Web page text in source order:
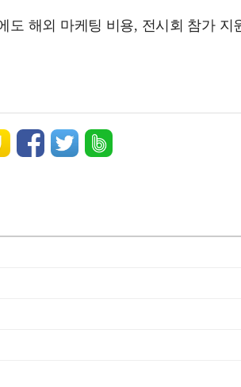
해외 마케팅 비용, 전시회 참가